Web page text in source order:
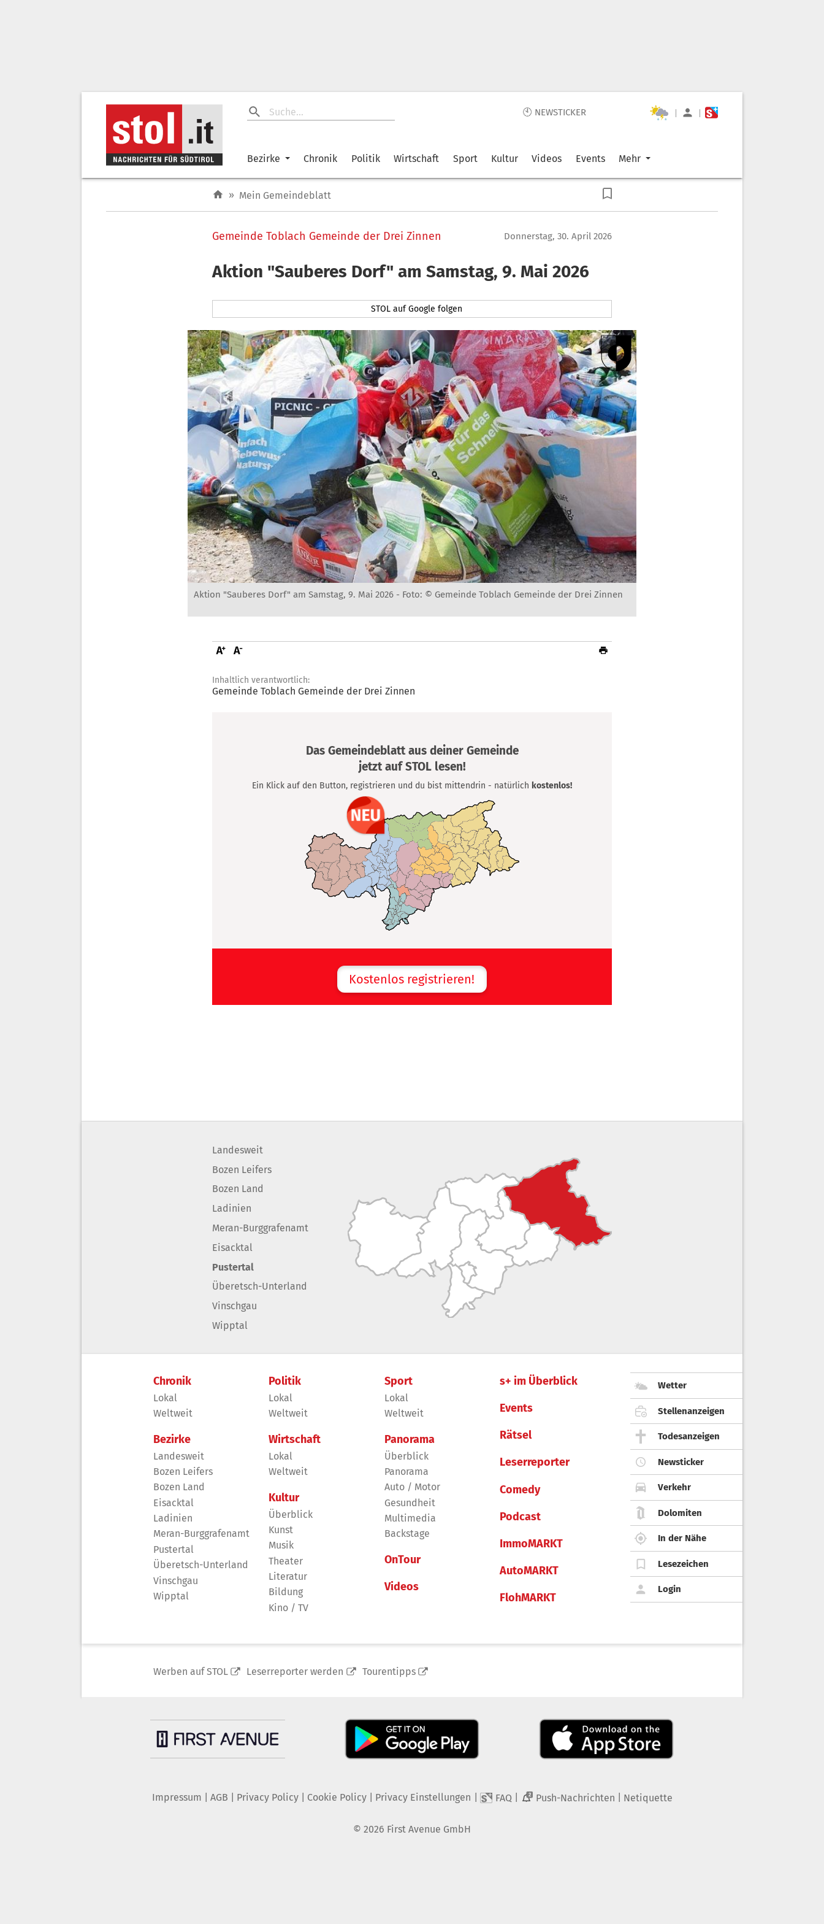
🕙 NEWSTICKER | |
Bezirke Chronik Politik Wirtschaft Sport Kultur Videos Events Mehr
» Mein Gemeindeblatt
Gemeinde Toblach Gemeinde der Drei Zinnen Donnerstag, 30. April 2026
Aktion "Sauberes Dorf" am Samstag, 9. Mai 2026
STOL auf Google folgen
Aktion "Sauberes Dorf" am Samstag, 9. Mai 2026 - Foto: © Gemeinde Toblach Gemeinde der Drei Zinnen
Inhaltlich verantwortlich:
Gemeinde Toblach Gemeinde der Drei Zinnen
Das Gemeindeblatt aus deiner Gemeinde
jetzt auf STOL lesen!
Ein Klick auf den Button, registrieren und du bist mittendrin - natürlich kostenlos!
Kostenlos registrieren!
Landesweit
Bozen Leifers
Bozen Land
Ladinien
Meran-Burggrafenamt
Eisacktal
Pustertal
Überetsch-Unterland
Vinschgau
Wipptal
Chronik
Lokal
Weltweit
Bezirke
Landesweit
Bozen Leifers
Bozen Land
Eisacktal
Ladinien
Meran-Burggrafenamt
Pustertal
Überetsch-Unterland
Vinschgau
Wipptal
Politik
Lokal
Weltweit
Wirtschaft
Lokal
Weltweit
Kultur
Überblick
Kunst
Musik
Theater
Literatur
Bildung
Kino / TV
Sport
Lokal
Weltweit
Panorama
Überblick
Panorama
Auto / Motor
Gesundheit
Multimedia
Backstage
OnTour
Videos
s+ im Überblick
Events
Rätsel
Leserreporter
Comedy
Podcast
ImmoMARKT
AutoMARKT
FlohMARKT
Wetter
Stellenanzeigen
Todesanzeigen
Newsticker
Verkehr
Dolomiten
In der Nähe
Lesezeichen
Login
Werben auf STOL Leserreporter werden Tourentipps
Impressum AGB Privacy Policy| Cookie Policy| Privacy Einstellungen FAQ 2 Push-Nachrichten Netiquette
© 2026 First Avenue GmbH